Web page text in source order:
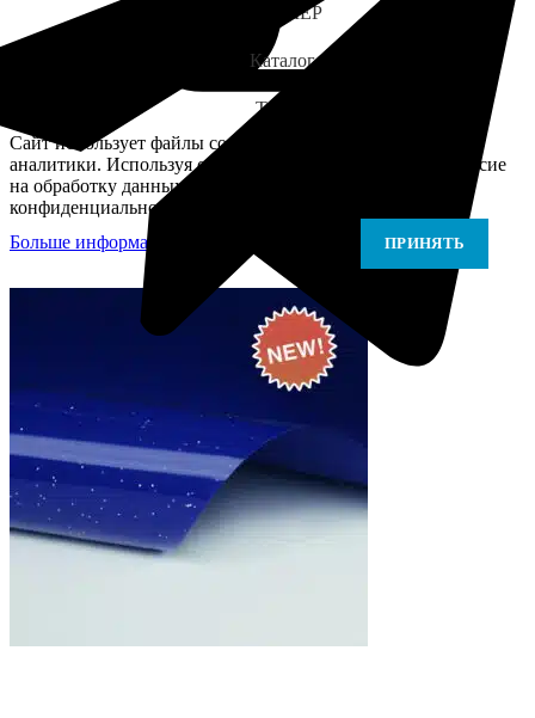
ЗАМЕР
Каталог
Telegram
Сайт использует файлы cookie для персонализации и
аналитики. Используя сайт, вы подтверждаете своё согласие
на обработку данных в соответствии с Политикой
конфиденциальности.
Больше информации
ПРИНЯТЬ